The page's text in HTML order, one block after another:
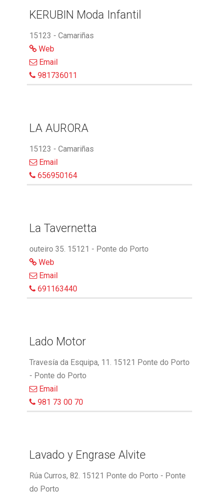
KERUBIN Moda Infantil
15123 - Camariñas
Web
Email
981736011
LA AURORA
15123 - Camariñas
Email
656950164
La Tavernetta
outeiro 35. 15121 - Ponte do Porto
Web
Email
691163440
Lado Motor
Travesía da Esquipa, 11. 15121 Ponte do Porto
- Ponte do Porto
Email
981 73 00 70
Lavado y Engrase Alvite
Rúa Curros, 82. 15121 Ponte do Porto - Ponte
do Porto